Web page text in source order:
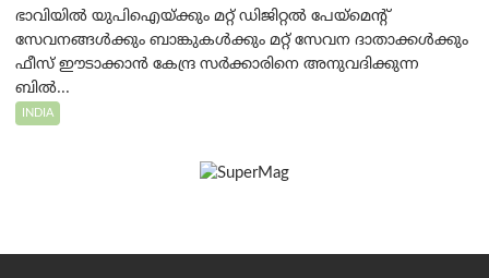
ഭാവിയിൽ യുപിഐയ്ക്കും മറ്റ് ഡിജിറ്റൽ പേയ്‌മെന്റ്
സേവനങ്ങൾക്കും ബാങ്കുകൾക്കും മറ്റ് സേവന ദാതാക്കൾക്കും
ഫീസ് ഈടാക്കാൻ കേന്ദ്ര സർക്കാരിനെ അനുവദിക്കുന്ന
ബിൽ...
INDIA